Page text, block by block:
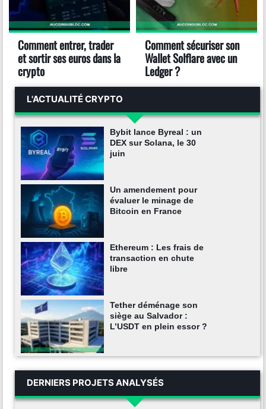
Comment entrer, trader
et sortir ses euros dans la
crypto
Comment sécuriser son
Wallet Solflare avec un
Ledger ?
L'ACTUALITÉ CRYPTO
Bybit lance Byreal : un
DEX sur Solana, le 30
juin
Un amendement pour
évaluer le minage de
Bitcoin en France
Ethereum : Les frais de
transaction en chute
libre
Tether déménage son
siège au Salvador :
L’USDT en plein essor ?
DERNIERS PROJETS ANALYSÉS